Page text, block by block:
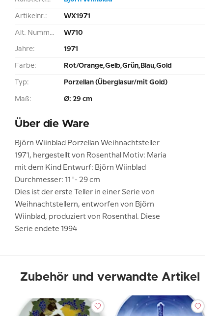
Artikelnr.: WX1971
Alt. Nummer: W710
Jahre: 1971
Farbe: Rot/Orange,Gelb,Grün,Blau,Gold
Typ: Porzellan (Überglasur/mit Gold)
Maß: Ø: 29 cm
Über die Ware
Björn Wiinblad Porzellan Weihnachtsteller
1971, hergestellt von Rosenthal Motiv: Maria
mit dem Kind Entwurf: Björn Wiinblad
Durchmesser: 11 "- 29 cm
Dies ist der erste Teller in einer Serie von
Weihnachtstellern, entworfen von Björn
Wiinblad, produziert von Rosenthal. Diese
Serie endete 1994
Zubehör und verwandte Artikel